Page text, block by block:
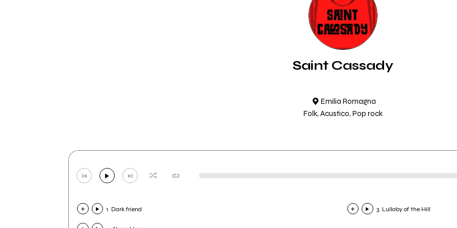
Saint Cassady
Emilia Romagna
Folk, Acustico, Pop rock
1. Dark friend 3. Lullaby of the Hill